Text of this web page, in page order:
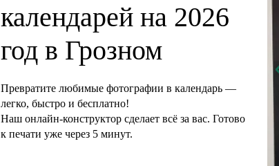
календарей на 2026
год в Грозном
Превратите любимые фотографии в календарь —
легко, быстро и бесплатно!
Наш онлайн-конструктор сделает всё за вас. Готово
к печати уже через 5 минут.